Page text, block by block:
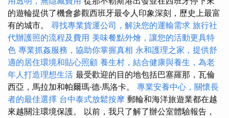
的遊輪提供了機會參觀西班牙最令人印象深刻，歷史上最富
有的城市。 尋找專業貨運公司，解決您的運輸需求 旅行社
代辦護照的流程及費用 美味餐點外燴，讓您的活動更具特
色 專業抓姦服務，協助你掌握真相 永和護理之家，提供舒
適的居住環境和貼心照顧 養生村，結合健康與養生，為老
年人打造理想生活 最受歡迎的目的地包括巴塞羅那，瓦倫
西亞，馬拉加和帕爾瑪·德·馬洛卡。 專業安養中心，關懷長
者的最佳選擇 台中泰式放鬆按摩 郵輪和海洋旅遊業都在越
來越關注環境保護。 以前，我只了解了辦公室體驗報告，